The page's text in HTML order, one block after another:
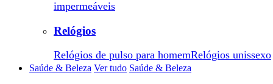
impermeáveis
Relógios
Relógios de pulso para homemRelógios unissexo
Saúde & Beleza Ver tudo Saúde & Beleza